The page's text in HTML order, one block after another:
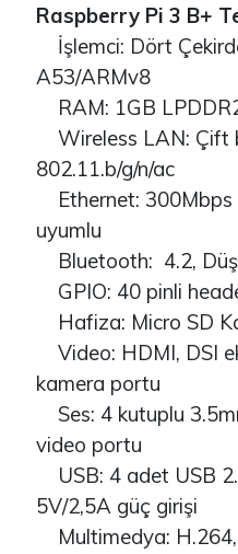
Raspberry Pi 3 B+
İşlemci: Dört
A53/ARMv8
RAM: 1GB
Wireless LAN: Çift
802.11.b/g/n/ac
Ethernet: 300Mbps
uyumlu
Bluetooth: 4.2,
GPIO: 40 pinli
Hafiza: Micro SD
Video: HDMI, DSI
kamera portu
Ses: 4 kutuplu
video portu
USB: 4 adet USB
5V/2,5A güç girişi
Multimedya: